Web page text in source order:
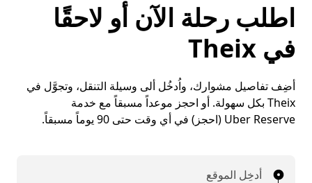
اطلب رحلة الآن أو لاحقًا
في Theix
أضِف تفاصيل مشوارك، واُدخُل ألى وسيلة التنقل، وتجوَّل في
Theix بكل سهولة. أو احجز موعداً مسبقاً مع خدمة
Uber Reserve (احجز) في أي وقت حتى 90 يوماً مسبقاً.
أدخِل الموقع